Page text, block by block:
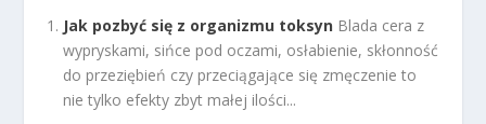
Jak pozbyć się z organizmu toksyn Blada cera z
wypryskami, sińce pod oczami, osłabienie, skłonność
do przeziębień czy przeciągające się zmęczenie to
nie tylko efekty zbyt małej ilości...